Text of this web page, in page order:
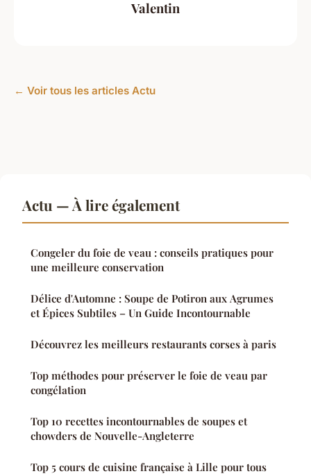
Valentin
← Voir tous les articles Actu
Actu — À lire également
Congeler du foie de veau : conseils pratiques pour
une meilleure conservation
Délice d'Automne : Soupe de Potiron aux Agrumes
et Épices Subtiles – Un Guide Incontournable
Découvrez les meilleurs restaurants corses à paris
Top méthodes pour préserver le foie de veau par
congélation
Top 10 recettes incontournables de soupes et
chowders de Nouvelle-Angleterre
Top 5 cours de cuisine française à Lille pour tous